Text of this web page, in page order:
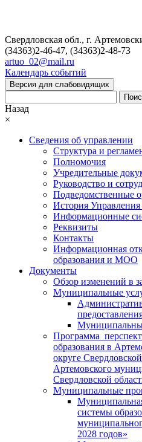
Свердловская обл., г.
(34363)2-46-47, (34363)2-48-73
artuo_02@mail.ru
Календарь событий
Версия для слабовидящих
Назад
×
Сведения об управлении
Структура и
Полномочия
Учредительные
Руководство и
Подведомственные
История Управления
Информационные
Реквизиты
Контакты
Информационная
образования и МОО
Документы
Обзор изменений в
Муниципальные
Программа
образования в
округе
Артемовского
Свердловской
Муниципальные
системы
2028 годов»